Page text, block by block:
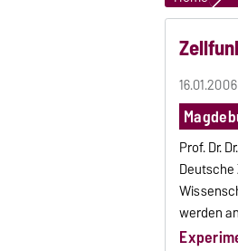
Prof. Dr.
werden